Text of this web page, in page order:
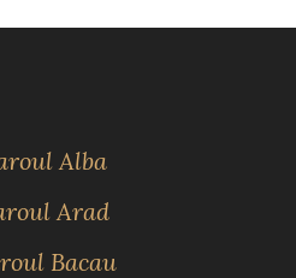
Alba
Arad
Bacau